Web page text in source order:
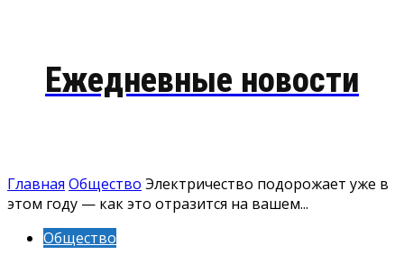
Ежедневные новости
Главная Общество Электричество подорожает уже в
этом году — как это отразится на вашем...
Общество